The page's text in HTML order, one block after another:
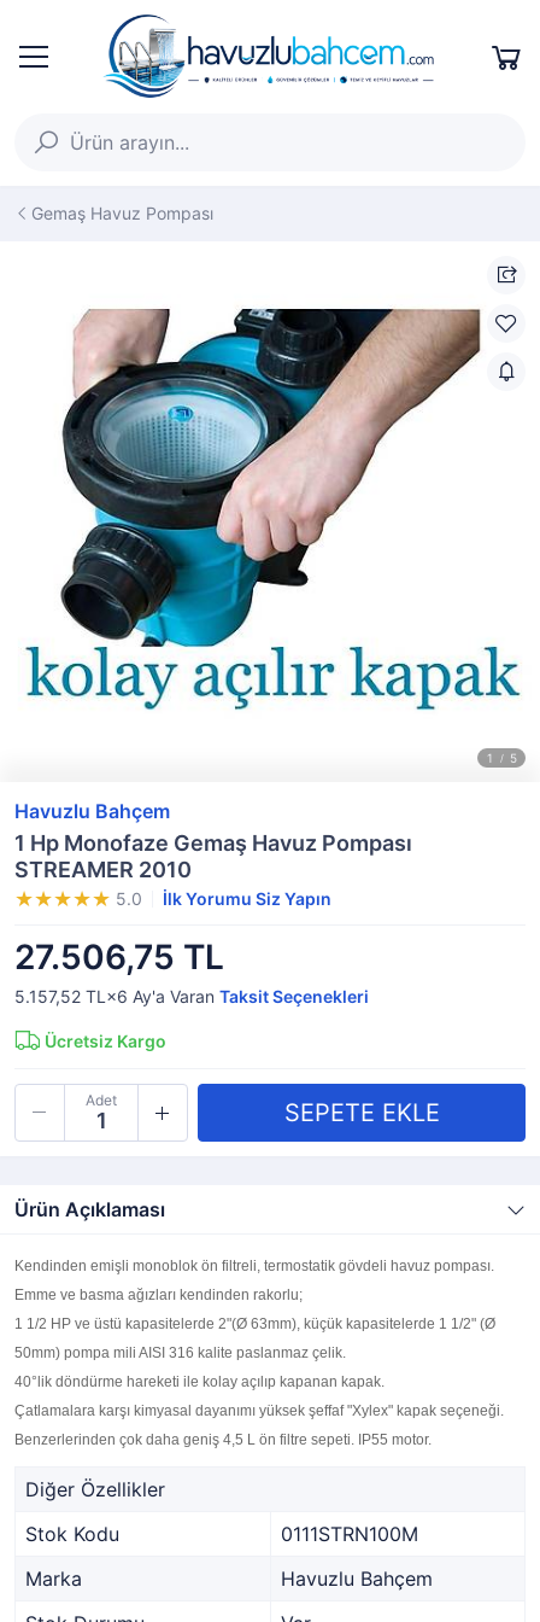
Gemaş Havuz Pompası
Havuzlu Bahçem
1 Hp Monofaze Gemaş Havuz Pompası
STREAMER 2010
5.0 İlk Yorumu Siz Yapın
27.506,75 TL
5.157,52 TL×6 Ay'a Varan Taksit Seçenekleri
Ücretsiz Kargo
Adet
Ürün Açıklaması
Kendinden emişli monoblok ön filtreli, termostatik gövdeli havuz pompası.
Emme ve basma ağızları kendinden rakorlu;
1 1/2 HP ve üstü kapasitelerde 2"(Ø 63mm), küçük kapasitelerde 1 1/2" (Ø
50mm) pompa mili AISI 316 kalite paslanmaz çelik.
40°lik döndürme hareketi ile kolay açılıp kapanan kapak.
Çatlamalara karşı kimyasal dayanımı yüksek şeffaf "Xylex" kapak seçeneği.
Benzerlerinden çok daha geniş 4,5 L ön filtre sepeti. IP55 motor.
Diğer Özellikler
Stok Kodu
0111STRN100M
Marka
Havuzlu Bahçem